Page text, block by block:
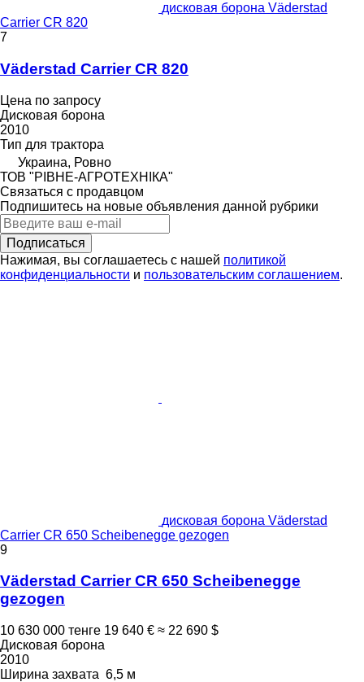
дисковая борона Väderstad
Carrier CR 820
7
Väderstad Carrier CR 820
Цена по запросу
Дисковая борона
2010
Тип для трактора
Украина, Ровно
ТОВ "РІВНЕ-АГРОТЕХНІКА"
Связаться с продавцом
Подпишитесь на новые объявления данной рубрики
Подписаться
Нажимая, вы соглашаетесь с нашей политикой
конфиденциальности и пользовательским соглашением.
дисковая борона Väderstad
Carrier CR 650 Scheibenegge gezogen
9
Väderstad Carrier CR 650 Scheibenegge
gezogen
10 630 000 тенге 19 640 € ≈ 22 690 $
Дисковая борона
2010
Ширина захвата 6,5 м